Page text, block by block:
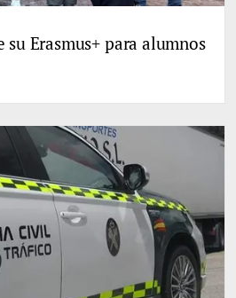
su Erasmus+ para alumnos